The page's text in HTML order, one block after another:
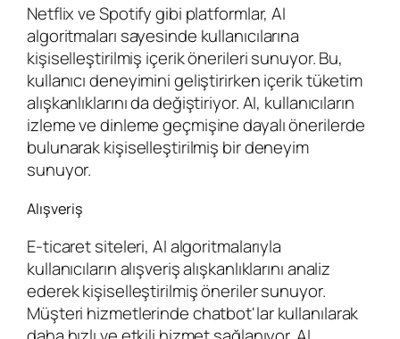
Netflix ve Spotify gibi platformlar, AI
algoritmaları sayesinde kullanıcılarına
kişiselleştirilmiş içerik önerileri sunuyor. Bu,
kullanıcı deneyimini geliştirirken içerik tüketim
alışkanlıklarını da değiştiriyor. AI, kullanıcıların
izleme ve dinleme geçmişine dayalı önerilerde
bulunarak kişiselleştirilmiş bir deneyim
sunuyor.
Alışveriş
E-ticaret siteleri, AI algoritmalarıyla
kullanıcıların alışveriş alışkanlıklarını analiz
ederek kişiselleştirilmiş öneriler sunuyor.
Müşteri hizmetlerinde chatbot'lar kullanılarak